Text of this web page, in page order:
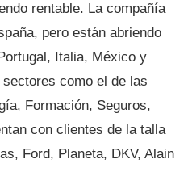
rentable. La compañía
pero están abriendo
Italia, México y
como el de las
Formación, Seguros,
con clientes de la talla
Ford, Planeta, DKV, Alain